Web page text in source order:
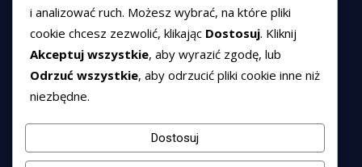
sprzedaz@hexssl.pl
Dokumenty
Regulamin świadczenia usług
Polityka prywatności
Polityka cookies
i analizować ruch. Możesz wybrać, na które pliki
cookie chcesz zezwolić, klikając Dostosuj. Kliknij
Akceptuj wszystkie, aby wyrazić zgodę, lub
Odrzuć wszystkie, aby odrzucić pliki cookie inne niż
niezbędne.
Dostosuj